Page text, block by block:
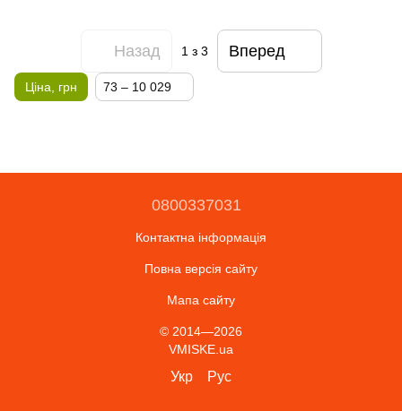
Назад 1 з 3 Вперед
Ціна, грн 73 – 10 029
0800337031
Контактна інформація
Повна версія сайту
Мапа сайту
© 2014—2026
VMISKE.ua
Укр Рус